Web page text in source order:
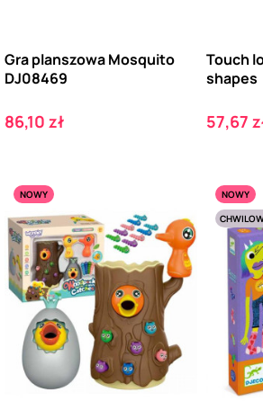
Gra planszowa Mosquito
DJ08469
Cena
86,10 zł
Touch
shapes
Cena
57,67
NOWY
NOWY